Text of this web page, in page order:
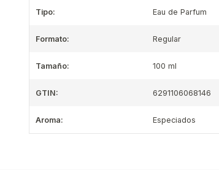
Tipo: Eau de Parfum
Formato: Regular
Tamaño: 100 ml
GTIN: 6291106068146
Aroma: Especiados